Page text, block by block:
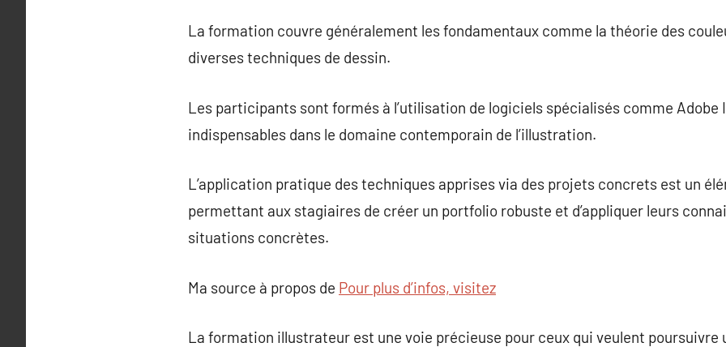
La formation couvre généralement les fondamentaux comme la théorie des
diverses techniques de dessin.
Les participants sont formés à l’utilisation de logiciels spécialisés comme
indispensables dans le domaine contemporain de l’illustration.
L’application pratique des techniques apprises via des projets concrets est un
permettant aux stagiaires de créer un portfolio robuste et d’appliquer leurs
situations concrètes.
Ma source à propos de Pour plus d’infos, visitez
La formation illustrateur est une voie précieuse pour ceux qui veulent